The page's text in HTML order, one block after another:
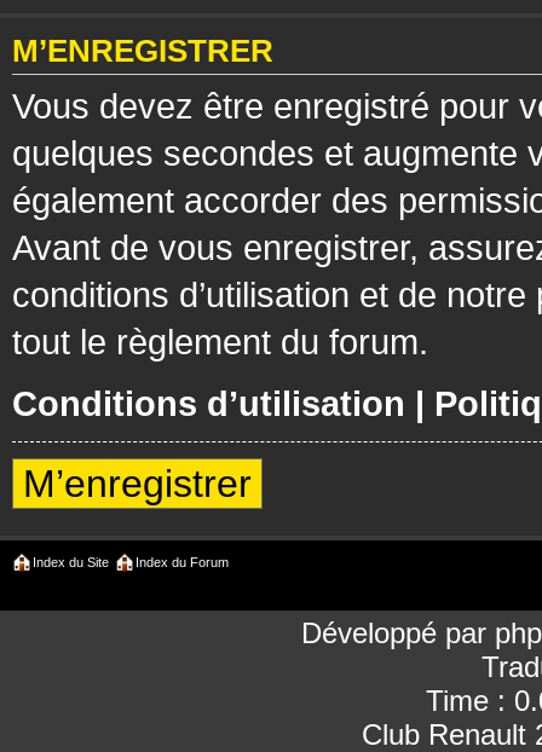
M’ENREGISTRER
Vous devez être enregistré pour
quelques secondes et augmente
également accorder des
Avant de vous enregistrer,
conditions d’utilisation et de
tout le règlement du forum.
Conditions d’utilisation |
M’enregistrer
Index du Site Index du Forum
Développé par
Time :
Club Renault